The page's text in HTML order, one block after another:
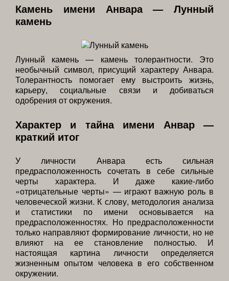
Камень имени Анвара — Лунный
камень
Лунный камень — камень толерантности. Это
необычный символ, присущий характеру Анвара.
Толерантность помогает ему выстроить жизнь,
карьеру, социальные связи и добиваться
одобрения от окружения.
Характер и тайна имени Анвар —
краткий итог
У личности Анвара есть сильная
предрасположенность сочетать в себе сильные
черты характера. И даже какие-либо
«отрицательные черты» — играют важную роль в
человеческой жизни. К слову, методология анализа
и статистики по имени основывается на
предрасположенностях. Но предрасположенности
только направляют формирование личности, но не
влияют на ее становление полностью. И
настоящая картина личности определяется
жизненным опытом человека в его собственном
окружении.